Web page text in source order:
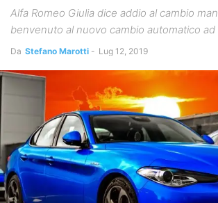
Alfa Romeo Giulia dice addio al cambio
benvenuto al nuovo cambio automatico ad
Da Stefano Marotti - Lug 12, 2019